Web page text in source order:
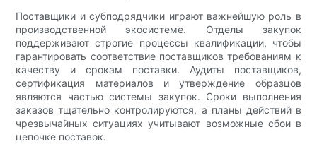
Поставщики и субподрядчики играют важнейшую роль в
производственной экосистеме. Отделы закупок
поддерживают строгие процессы квалификации, чтобы
гарантировать соответствие поставщиков требованиям к
качеству и срокам поставки. Аудиты поставщиков,
сертификация материалов и утверждение образцов
являются частью системы закупок. Сроки выполнения
заказов тщательно контролируются, а планы действий в
чрезвычайных ситуациях учитывают возможные сбои в
цепочке поставок.